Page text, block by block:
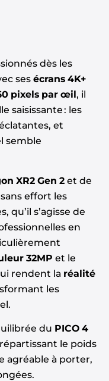
dès les
ses écrans 4K+
pixels par œil, il
saisissante : les
et
semble
XR2 Gen 2et de
effort les
qu’il s’agisse de
en
32MP et le
rendent la réalité
les
du PICO 4
le poids
agréable à porter,